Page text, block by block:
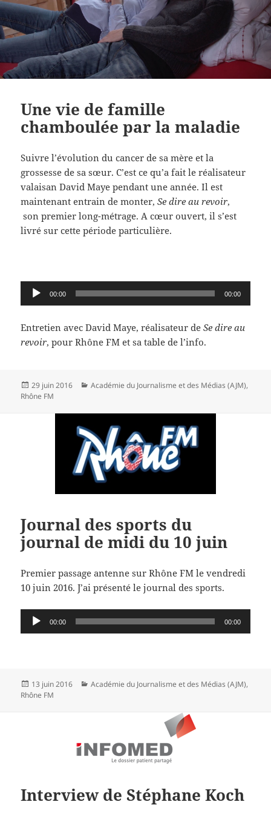
Une vie de famille
chamboulée par la maladie
Suivre l’évolution du cancer de sa mère et la
grossesse de sa sœur. C’est ce qu’a fait le réalisateur
valaisan David Maye pendant une année. Il est
maintenant entrain de monter,Se dire au revoir,
son premier long-métrage. A cœur ouvert, il s’est
livré sur cette période particulière.
Audio
00:00 00:00
Entretien avec David Maye, réalisateur deSe dire au
revoir, pour Rhône FM et sa table de l’info.
Publié
le
29 juin 2016 Catégories
Académie du Journalisme et des Médias (AJM),
Rhône FM
Journal des sports du
journal de midi du 10 juin
Premier passage antenne sur Rhône FM le vendredi
10 juin 2016. J’ai présenté le journal des sports.
Audio
00:00 00:00
Publié
le
13 juin 2016 Catégories
Académie du Journalisme et des Médias (AJM),
Rhône FM
Interview de Stéphane Koch